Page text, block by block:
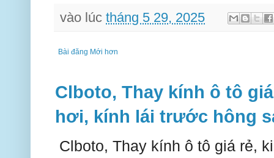
vào lúc tháng 5 29, 2025
Bài đăng Mới hơn
Clboto, Thay kính ô tô
hơi, kính lái trước hông
Clboto, Thay kính ô tô giá rẻ,